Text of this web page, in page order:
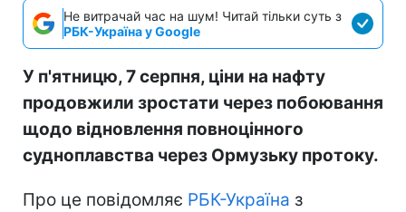
Не витрачай час на шум! Читай тільки суть з
РБК-Україна у Google
У п'ятницю, 7 серпня, ціни на нафту
продовжили зростати через побоювання
щодо відновлення повноцінного
судноплавства через Ормузьку протоку.
Про це повідомляє РБК-Україна з